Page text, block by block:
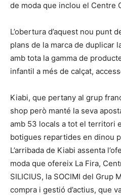
de moda que inclou el Centre
L’obertura d’aquest nou punt
plans de la marca de duplicar
amb tota la gamma de
infantil a més de calçat,
Kiabi, que pertany al grup
shop però manté la seva
amb 53 locals a tot el territori
botigues repartides en dinou
L’arribada de Kiabi assenta
moda que ofereix La Fira,
SILICIUS, la SOCIMI del Grup
compra i gestió d’actius, que